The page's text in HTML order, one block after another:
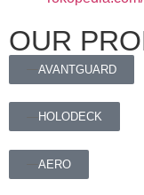
OUR
AVANTGUARD
HOLODECK
AERO